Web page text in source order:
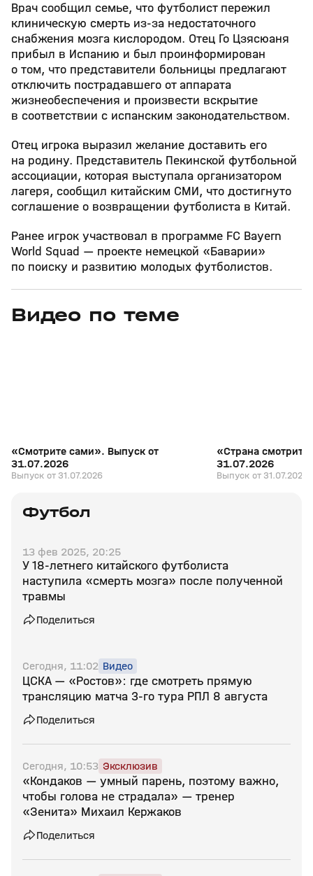
Врач сообщил семье, что футболист пережил
клиническую смерть из‑за недостаточного
снабжения мозга кислородом. Отец Го Цзясюаня
прибыл в Испанию и был проинформирован
о том, что представители больницы предлагают
отключить пострадавшего от аппарата
жизнеобеспечения и произвести вскрытие
в соответствии с испанским законодательством.
Отец игрока выразил желание доставить его
на родину. Представитель Пекинской футбольной
ассоциации, которая выступала организатором
лагеря, сообщил китайским СМИ, что достигнуто
соглашение о возвращении футболиста в Китай.
Ранее игрок участвовал в программе FC Bayern
World Squad — проекте немецкой «Баварии»
по поиску и развитию молодых футболистов.
Видео по теме
31 июл, 17:10
«Смотрите сами». Выпуск от
31.07.2026
Выпуск от 31.07.2026
«Страна смотрит
31.07.2026
Выпуск от 31.07.2026
Футбол
13 фев 2025, 20:25
У 18‑летнего китайского футболиста
наступила «смерть мозга» после полученной
травмы
Поделиться
Сегодня, 11:02 Видео
ЦСКА — «Ростов»: где смотреть прямую
трансляцию матча 3‑го тура РПЛ 8 августа
Поделиться
Сегодня, 10:53 Эксклюзив
«Кондаков — умный парень, поэтому важно,
чтобы голова не страдала» — тренер
«Зенита» Михаил Кержаков
Поделиться